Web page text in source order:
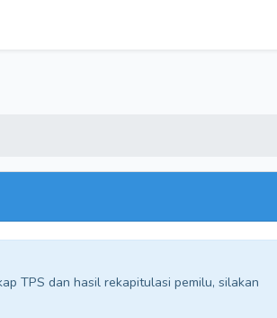
TPS dan hasil rekapitulasi pemilu, silakan